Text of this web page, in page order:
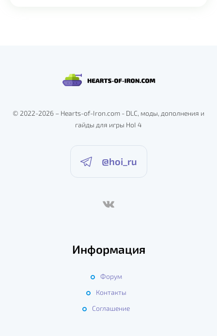
© 2022-2026 – Hearts-of-Iron.com - DLC, моды, дополнения и
гайды для игры HoI 4
@hoi_ru
Информация
Форум
Контакты
Соглашение